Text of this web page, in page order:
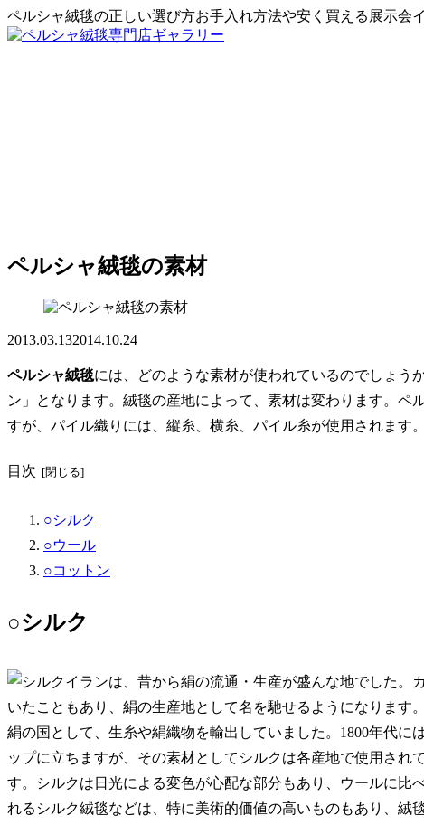
ペルシャ絨毯の正しい選び方お手入れ方法や安く買える展示会
ペルシャ絨毯の素材
2013.03.132014.10.24
ペルシャ絨毯には、どのような素材が使われているのでしょう
ン」となります。絨毯の産地によって、素材は変わります。
すが、パイル織りには、縦糸、横糸、パイル糸が使用されます
目次
○シルク
○ウール
○コットン
○シルク
イランは、昔から絹の流通・生産が盛んな地でした。
いたこともあり、絹の生産地として名を馳せるようになります
絹の国として、生糸や絹織物を輸出していました。1800年代に
ップに立ちますが、その素材としてシルクは各産地で使用さ
す。シルクは日光による変色が心配な部分もあり、ウールに比
れるシルク絨毯などは、特に美術的価値の高いものもあり、絨